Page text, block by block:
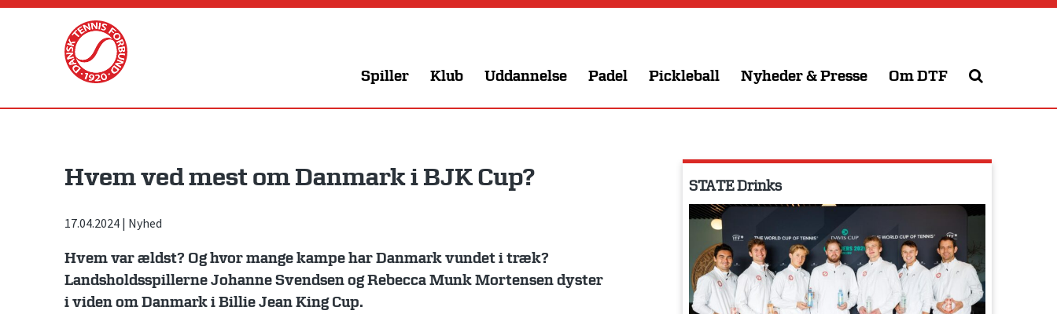
Skip
Spiller Klub Uddannelse Padel Pickleball Nyheder & Presse Om DTF
Hvem ved mest om Danmark i BJK Cup?
17.04.2024 | Nyhed
Hvem var ældst? Og hvor mange kampe har Danmark vundet i træk?
Landsholdsspillerne Johanne Svendsen og Rebecca Munk Mortensen dyster
i viden om Danmark i Billie Jean King Cup.
STATE Drinks